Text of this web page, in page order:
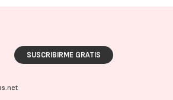
SUSCRIBIRME GRATIS